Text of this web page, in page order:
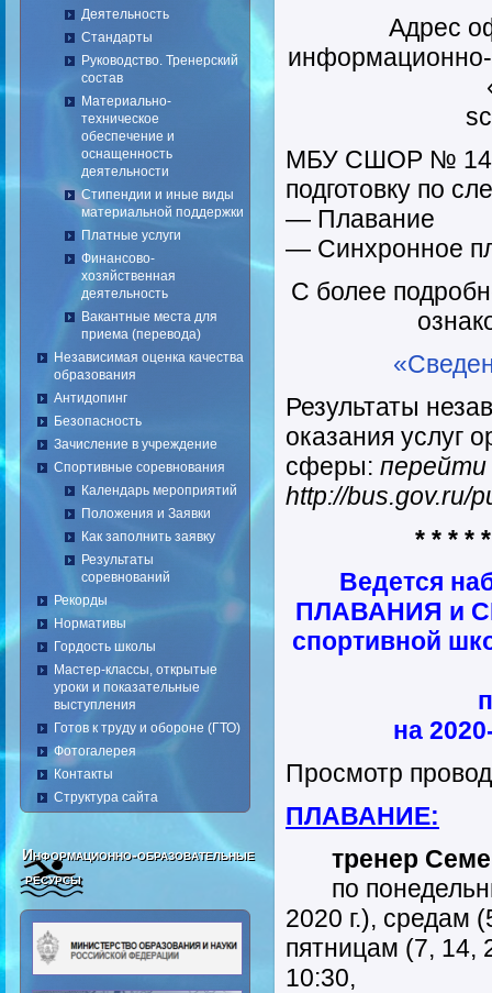
Деятельность
Стандарты
Руководство. Тренерский
состав
Материально-
техническое
обеспечение и
оснащенность
деятельности
Стипендии и иные виды
материальной поддержки
Платные услуги
Финансово-
хозяйственная
деятельность
Вакантные места для
приема (перевода)
Независимая оценка качества
образования
Антидопинг
Безопасность
Зачисление в учреждение
Спортивные соревнования
Календарь мероприятий
Положения и Заявки
Как заполнить заявку
Результаты
соревнований
Рекорды
Нормативы
Гордость школы
Мастер-классы, открытые
уроки и показательные
выступления
Готов к труду и обороне (ГТО)
Фотогалерея
Контакты
Структура сайта
Информационно-образовательные
ресурсы
Адрес
МБУ СШОР № 14
подготовку по
— Плавание
— Синхронное
С более
Результаты
оказания услуг
сферы: перейти
http://bus.gov.ru/
* * * *
Ведется
ПЛАВАНИЯ и
спортивной
на
Просмотр
ПЛАВАНИЕ:
тренер
по
2020 г.), средам
пятницам (7, 14,
10:30,